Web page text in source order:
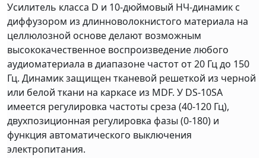
Усилитель класса D и 10-дюймовый НЧ-динамик с
диффузором из длинноволокнистого материала на
целлюлозной основе делают возможным
высококачественное воспроизведение любого
аудиоматериала в диапазоне частот от 20 Гц до 150
Гц. Динамик защищен тканевой решеткой из черной
или белой ткани на каркасе из MDF. У DS-10SA
имеется регулировка частоты среза (40-120 Гц),
двухпозиционная регулировка фазы (0-180) и
функция автоматического выключения
электропитания.